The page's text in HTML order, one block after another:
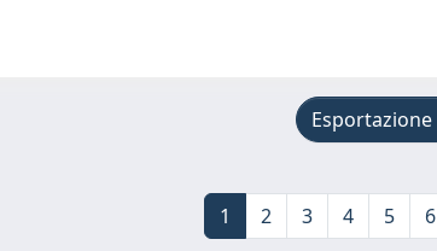
Esportazione
1 2 3 4 5 6